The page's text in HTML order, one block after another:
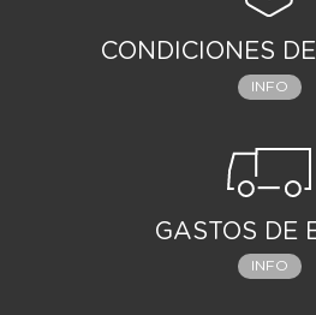
CONDICIONES
INFO
GASTOS DE
INFO